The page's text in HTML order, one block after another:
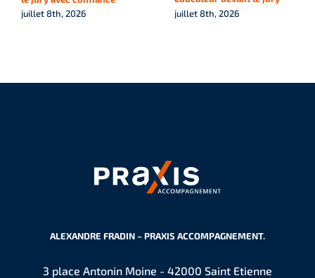
juillet 8th, 2026
juillet 8th, 2026
ALEXANDRE FRADIN – PRAXIS ACCOMPAGNEMENT.
3 place Antonin Moine - 42000 Saint Etienne